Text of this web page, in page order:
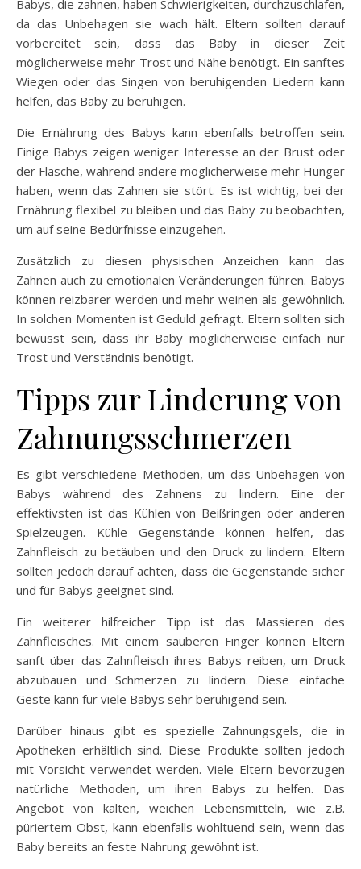
Babys, die zahnen, haben Schwierigkeiten, durchzuschlafen,
da das Unbehagen sie wach hält. Eltern sollten darauf
vorbereitet sein, dass das Baby in dieser Zeit
möglicherweise mehr Trost und Nähe benötigt. Ein sanftes
Wiegen oder das Singen von beruhigenden Liedern kann
helfen, das Baby zu beruhigen.
Die Ernährung des Babys kann ebenfalls betroffen sein.
Einige Babys zeigen weniger Interesse an der Brust oder
der Flasche, während andere möglicherweise mehr Hunger
haben, wenn das Zahnen sie stört. Es ist wichtig, bei der
Ernährung flexibel zu bleiben und das Baby zu beobachten,
um auf seine Bedürfnisse einzugehen.
Zusätzlich zu diesen physischen Anzeichen kann das
Zahnen auch zu emotionalen Veränderungen führen. Babys
können reizbarer werden und mehr weinen als gewöhnlich.
In solchen Momenten ist Geduld gefragt. Eltern sollten sich
bewusst sein, dass ihr Baby möglicherweise einfach nur
Trost und Verständnis benötigt.
Tipps zur Linderung von
Zahnungsschmerzen
Es gibt verschiedene Methoden, um das Unbehagen von
Babys während des Zahnens zu lindern. Eine der
effektivsten ist das Kühlen von Beißringen oder anderen
Spielzeugen. Kühle Gegenstände können helfen, das
Zahnfleisch zu betäuben und den Druck zu lindern. Eltern
sollten jedoch darauf achten, dass die Gegenstände sicher
und für Babys geeignet sind.
Ein weiterer hilfreicher Tipp ist das Massieren des
Zahnfleisches. Mit einem sauberen Finger können Eltern
sanft über das Zahnfleisch ihres Babys reiben, um Druck
abzubauen und Schmerzen zu lindern. Diese einfache
Geste kann für viele Babys sehr beruhigend sein.
Darüber hinaus gibt es spezielle Zahnungsgels, die in
Apotheken erhältlich sind. Diese Produkte sollten jedoch
mit Vorsicht verwendet werden. Viele Eltern bevorzugen
natürliche Methoden, um ihren Babys zu helfen. Das
Angebot von kalten, weichen Lebensmitteln, wie z.B.
püriertem Obst, kann ebenfalls wohltuend sein, wenn das
Baby bereits an feste Nahrung gewöhnt ist.